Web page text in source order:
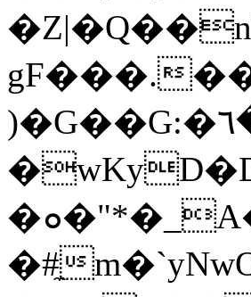
gF���.
)�G��G:�٦�&߲G0�cLdv'�ϋ��'���_�t�#��B%#CdO��w��������n��r�kV��xUB6ȝ�[��Q,��!
�ܘ�"*�_A��>Z-
�#̼